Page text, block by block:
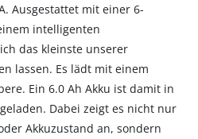
Ausgestattet mit einer 6-
intelligenten
das kleinste unserer
lassen. Es lädt mit einem
Ein 6.0 Ah Akku ist damit in
Dabei zeigt es nicht nur
Akkuzustand an, sondern